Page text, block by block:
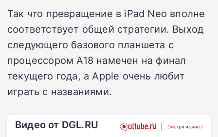
Так что превращение в iPad Neo вполне
соответствует общей стратегии. Выход
следующего базового планшета с
процессором A18 намечен на финал
текущего года, а Apple очень любит
играть с названиями.
Видео от DGL.RU